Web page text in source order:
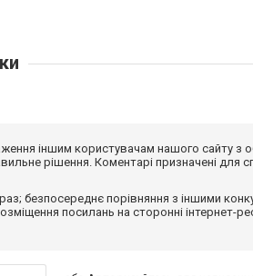
іншим користувачам нашого сайту з
рішення. Коментарі призначені для
безпосереднє порівняння з іншими
посилань на сторонні інтернет-